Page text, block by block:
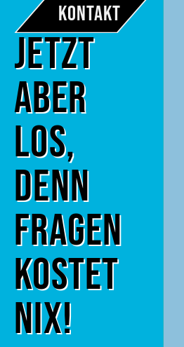
Kontakt
Jetzt
aber
los,
denn
Fragen
kostet
nix!